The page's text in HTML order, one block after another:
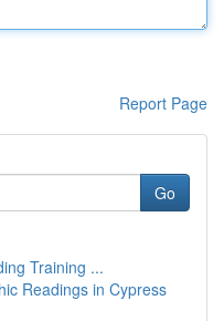
Report Page
Go
Training ...
Readings in Cypress